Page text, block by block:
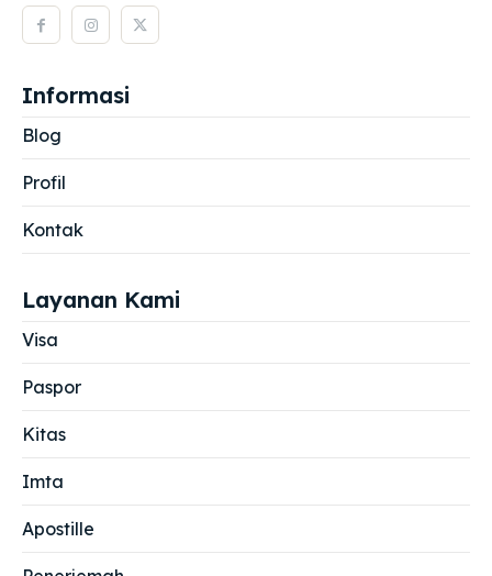
Informasi
Blog
Profil
Kontak
Layanan Kami
Visa
Paspor
Kitas
Imta
Apostille